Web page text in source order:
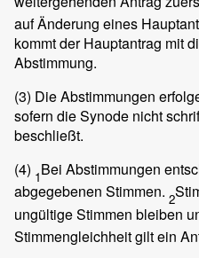
auf Änderung eines
kommt der Hauptantrag mit
Abstimmung.
(3) Die Abstimmungen
sofern die Synode nicht
beschließt.
(4) 1Bei Abstimmungen
abgegebenen Stimmen. 2
ungültige Stimmen bleiben
Stimmengleichheit gilt ein